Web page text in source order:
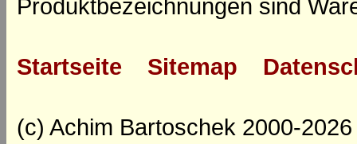
Produktbezeichnungen sind
Startseite Sitemap
(c) Achim Bartoschek 2000-2026